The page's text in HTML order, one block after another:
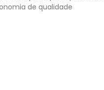
de qualidade